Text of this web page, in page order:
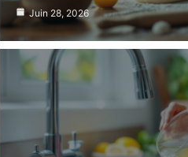
Juin 28, 2026